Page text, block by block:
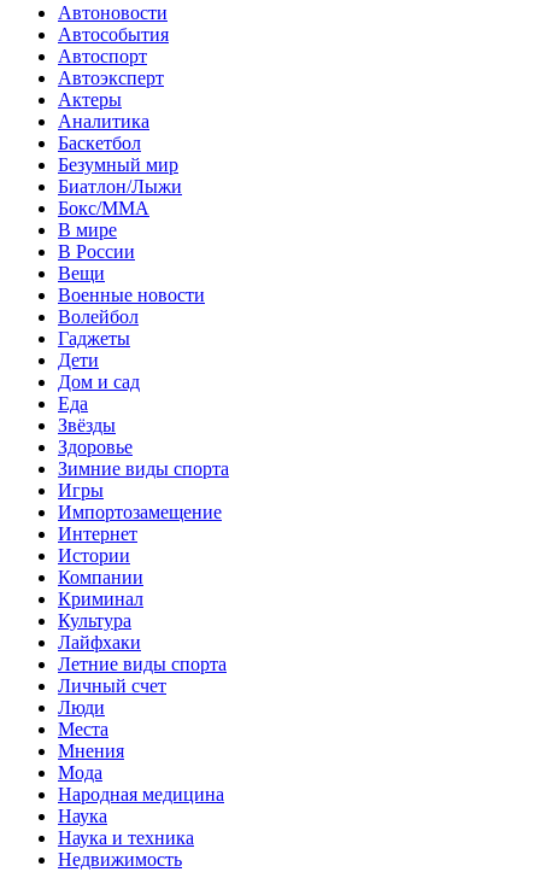
Автоновости
Автособытия
Автоспорт
Автоэксперт
Актеры
Аналитика
Баскетбол
Безумный мир
Биатлон/Лыжи
Бокс/MMA
В мире
В России
Вещи
Военные новости
Волейбол
Гаджеты
Дети
Дом и сад
Еда
Звёзды
Здоровье
Зимние виды спорта
Игры
Импортозамещение
Интернет
Истории
Компании
Криминал
Культура
Лайфхаки
Летние виды спорта
Личный счет
Люди
Места
Мнения
Мода
Народная медицина
Наука
Наука и техника
Недвижимость